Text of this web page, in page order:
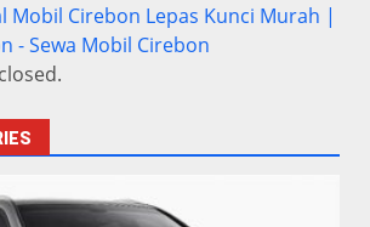
Mobil Cirebon Lepas Kunci Murah |
- Sewa Mobil Cirebon